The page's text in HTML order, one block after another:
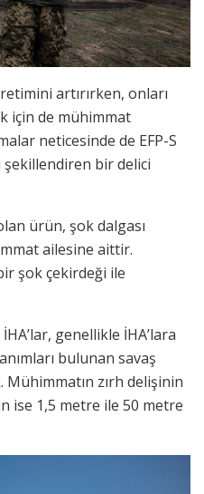
artırırken, onları
için de mühimmat
neticesinde de EFP-S
bir delici
ürün, şok dalgası
ailesine aittir.
şok çekirdeği ile
genellikle İHA’lara
bulunan savaş
Mühimmatın zırh delişinin
ise 1,5 metre ile 50 metre